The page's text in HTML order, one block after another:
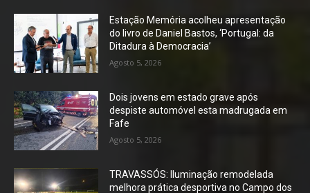
Estação Memória acolheu apresentação
do livro de Daniel Bastos, ‘Portugal: da
Ditadura à Democracia’
Agosto 5, 2026
Dois jovens em estado grave após
despiste automóvel esta madrugada em
Fafe
Agosto 5, 2026
TRAVASSÓS: Iluminação remodelada
melhora prática desportiva no Campo dos